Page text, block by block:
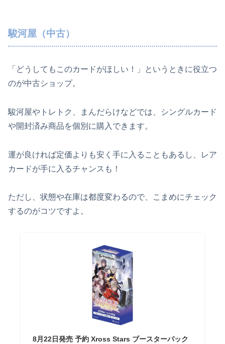
駿河屋（中古）
「どうしてもこのカードがほしい！」というときに役立つ
のが中古ショップ。
駿河屋やトレトク、まんだらけなどでは、シングルカード
や開封済み商品を個別に購入できます。
運が良ければ定価よりも安く手に入ることもあるし、レア
カードが手に入るチャンスも！
ただし、状態や在庫は都度変わるので、こまめにチェック
するのがコツですよ。
8月22日発売 予約 Xross Stars ブースターパック